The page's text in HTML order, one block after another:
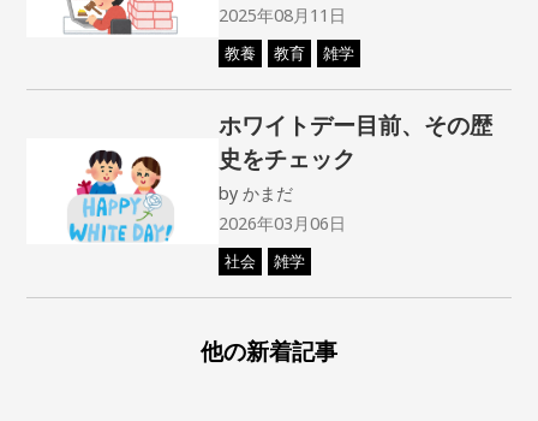
2025年08月11日
教養 教育 雑学
ホワイトデー目前、その歴
史をチェック
byかまだ
2026年03月06日
社会 雑学
他の新着記事